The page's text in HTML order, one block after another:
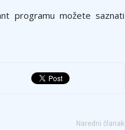
programu možete saznati
Naredni članak